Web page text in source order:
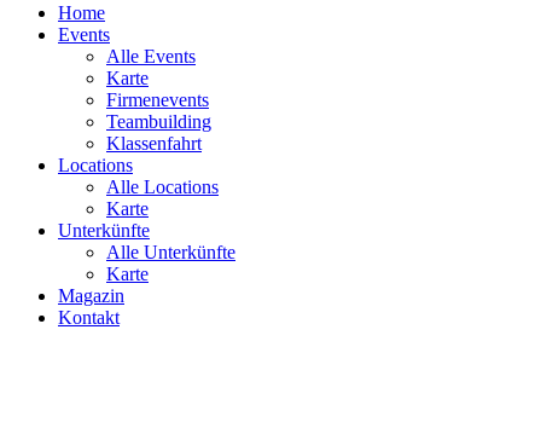
Home
Events
Alle Events
Karte
Firmenevents
Teambuilding
Klassenfahrt
Locations
Alle Locations
Karte
Unterkünfte
Alle Unterkünfte
Karte
Magazin
Kontakt